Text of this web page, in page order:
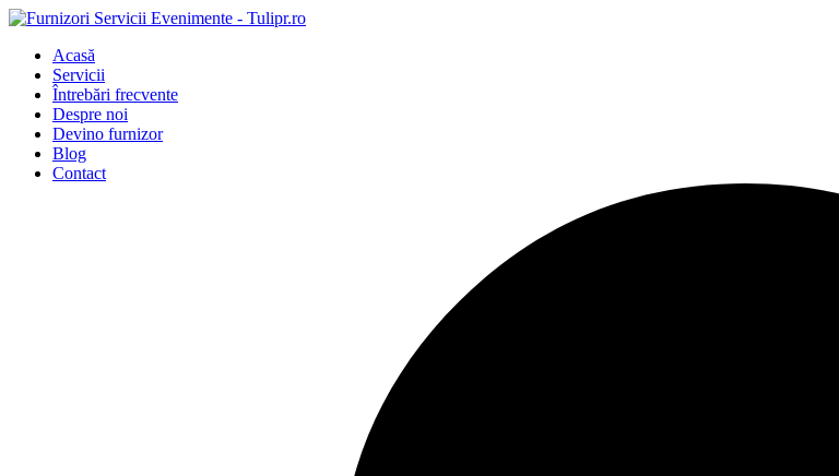
Acasă
Servicii
Întrebări frecvente
Despre noi
Devino furnizor
Blog
Contact